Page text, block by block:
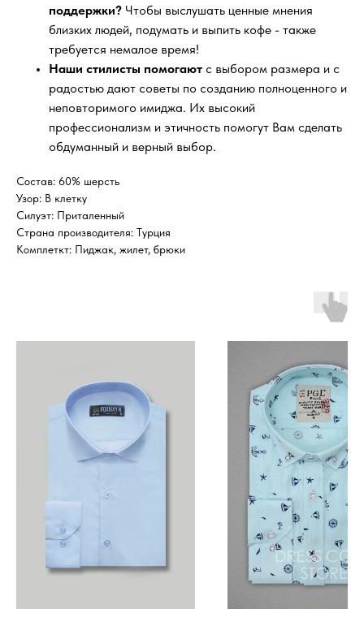
поддержки? Чтобы выслушать ценные мнения
близких людей, подумать и выпить кофе - также
требуется немалое время!
Наши стилисты помогают с выбором размера и с
радостью дают советы по созданию полноценного и
неповторимого имиджа. Их высокий
профессионализм и этичность помогут Вам сделать
обдуманный и верный выбор.
Состав: 60% шерсть
Узор: В клетку
Силуэт: Приталенный
Страна производителя: Турция
Комплеткт: Пиджак, жилет, брюки